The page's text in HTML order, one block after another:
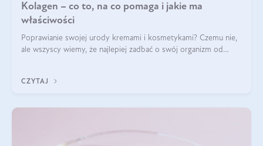
Kolagen – co to, na co pomaga i jakie ma
właściwości
Poprawianie swojej urody kremami i kosmetykami? Czemu nie,
ale wszyscy wiemy, że najlepiej zadbać o swój organizm od
wysokiej jakości suplem
CZYTAJ